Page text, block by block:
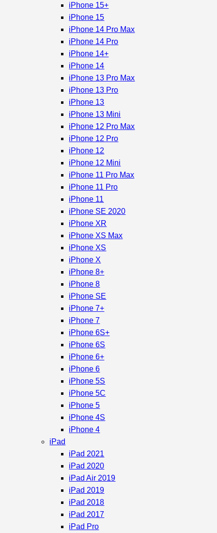
iPhone 15+
iPhone 15
iPhone 14 Pro Max
iPhone 14 Pro
iPhone 14+
iPhone 14
iPhone 13 Pro Max
iPhone 13 Pro
iPhone 13
iPhone 13 Mini
iPhone 12 Pro Max
iPhone 12 Pro
iPhone 12
iPhone 12 Mini
iPhone 11 Pro Max
iPhone 11 Pro
iPhone 11
iPhone SE 2020
iPhone XR
iPhone XS Max
iPhone XS
iPhone X
iPhone 8+
iPhone 8
iPhone SE
iPhone 7+
iPhone 7
iPhone 6S+
iPhone 6S
iPhone 6+
iPhone 6
iPhone 5S
iPhone 5C
iPhone 5
iPhone 4S
iPhone 4
iPad
iPad 2021
iPad 2020
iPad Air 2019
iPad 2019
iPad 2018
iPad 2017
iPad Pro